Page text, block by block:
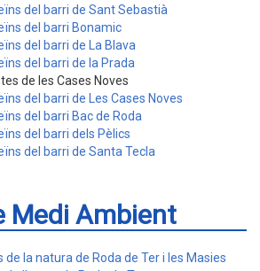
del barri de Sant Sebastià
del barri Bonamic
del barri de La Blava
del barri de la Prada
de les Cases Noves
del barri de Les Cases Noves
del barri Bac de Roda
del barri dels Pèlics
del barri de Santa Tecla
Medi Ambient
la natura de Roda de Ter i les Masies